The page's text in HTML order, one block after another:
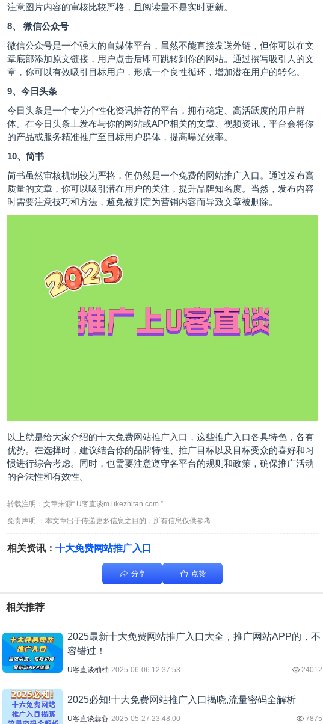
注意图片内容的审核比较严格，且阅读量不是实时更新。
8、 微信公众号
微信公众号是一个强大的自媒体平台，虽然不能直接发送外链，但你可以在文
章底部添加原文链接，用户点击后即可跳转到你的网站。通过撰写吸引人的文
章，你可以有效吸引目标用户，形成一个良性循环，增加潜在用户的转化。
9、今日头条
今日头条是一个专为个性化资讯推荐的平台，拥有稳定、高活跃度的用户群
体。在今日头条上发布与你的网站或APP相关的文章、视频资讯，平台会将你
的产品或服务精准推广至目标用户群体，提高曝光效率。
10、简书
简书虽然审核机制较为严格，但仍然是一个免费的网站推广入口。通过发布高
质量的文章，你可以吸引潜在用户的关注，提升品牌知名度。当然，发布内容
时需要注意技巧和方法，避免被判定为营销内容而导致文章被删除。
以上就是给大家介绍的十大免费网站推广入口，这些推广入口各具特色，各有
优势。在选择时，建议结合你的品牌特性、推广目标以及目标受众的喜好和习
惯进行综合考虑。同时，也需要注意遵守各平台的规则和政策，确保推广活动
的合法性和有效性。
转载注明：文章来源“ U客直谈m.ukezhitan.com ”
免责声明 ：本文章出于传递更多信息之目的，所有信息仅供参考
相关资讯： 十大免费网站推广入口
分享 点赞
相关推荐
2025最新十大免费网站推广入口大全，推广网站APP的，不
容错过！
U客直谈柚柚 2025-06-06 12:37:53 24012
2025必知!十大免费网站推广入口揭晓,流量密码全解析
U客直谈蒜蓉 2025-05-27 23:48:00 7875